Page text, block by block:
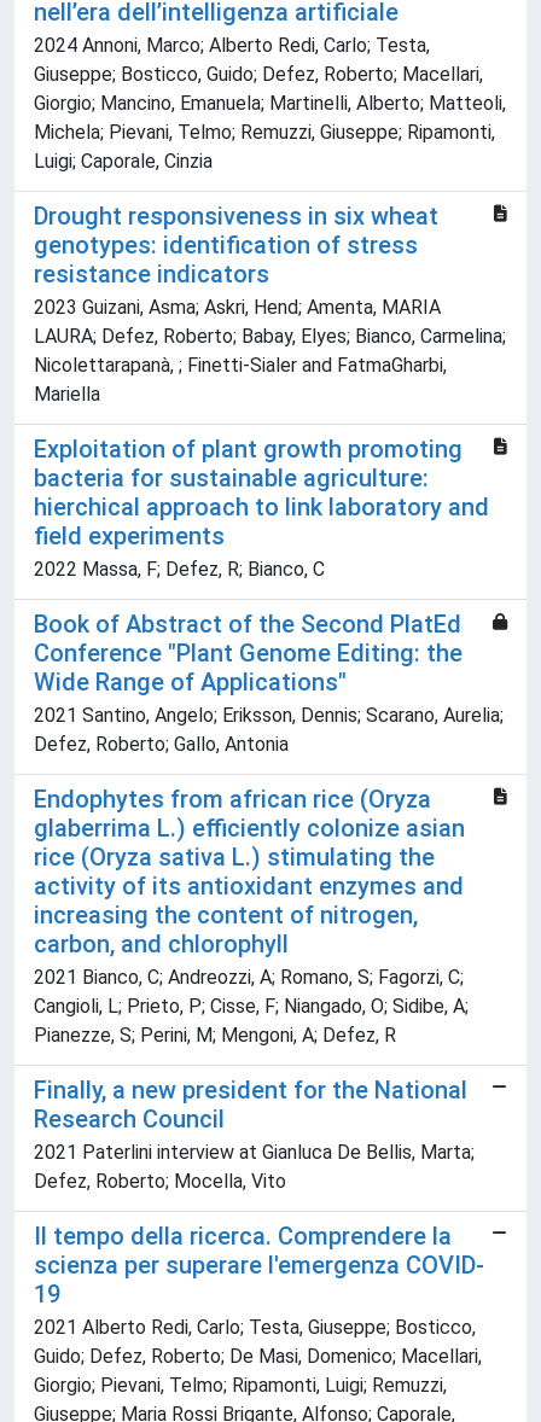
nell’era dell’intelligenza artificiale
2024 Annoni, Marco; Alberto Redi, Carlo; Testa,
Giuseppe; Bosticco, Guido; Defez, Roberto; Macellari,
Giorgio; Mancino, Emanuela; Martinelli, Alberto; Matteoli,
Michela; Pievani, Telmo; Remuzzi, Giuseppe; Ripamonti,
Luigi; Caporale, Cinzia
Drought responsiveness in six wheat
genotypes: identification of stress
resistance indicators
2023 Guizani, Asma; Askri, Hend; Amenta, MARIA
LAURA; Defez, Roberto; Babay, Elyes; Bianco, Carmelina;
Nicolettarapanà, ; Finetti-Sialer and FatmaGharbi,
Mariella
Exploitation of plant growth promoting
bacteria for sustainable agriculture:
hierchical approach to link laboratory and
field experiments
2022 Massa, F; Defez, R; Bianco, C
Book of Abstract of the Second PlatEd
Conference "Plant Genome Editing: the
Wide Range of Applications"
2021 Santino, Angelo; Eriksson, Dennis; Scarano, Aurelia;
Defez, Roberto; Gallo, Antonia
Endophytes from african rice (Oryza
glaberrima L.) efficiently colonize asian
rice (Oryza sativa L.) stimulating the
activity of its antioxidant enzymes and
increasing the content of nitrogen,
carbon, and chlorophyll
2021 Bianco, C; Andreozzi, A; Romano, S; Fagorzi, C;
Cangioli, L; Prieto, P; Cisse, F; Niangado, O; Sidibe, A;
Pianezze, S; Perini, M; Mengoni, A; Defez, R
Finally, a new president for the National
Research Council
2021 Paterlini interview at Gianluca De Bellis, Marta;
Defez, Roberto; Mocella, Vito
Il tempo della ricerca. Comprendere la
scienza per superare l'emergenza COVID-
19
2021 Alberto Redi, Carlo; Testa, Giuseppe; Bosticco,
Guido; Defez, Roberto; De Masi, Domenico; Macellari,
Giorgio; Pievani, Telmo; Ripamonti, Luigi; Remuzzi,
Giuseppe; Maria Rossi Brigante, Alfonso; Caporale,